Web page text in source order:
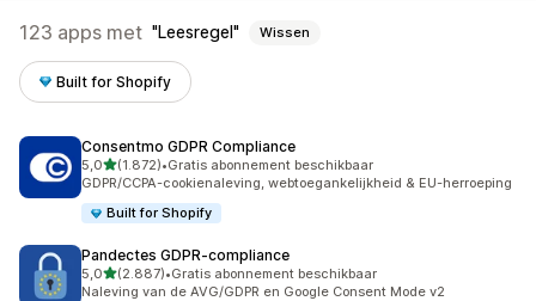
123 apps met Leesregel Wissen
Built for Shopify
Consentmo GDPR Compliance
5,0van 5 sterren
(1.872)
1872 recensies in totaal
•Gratis abonnement beschikbaar
GDPR/CCPA-cookienaleving, webtoegankelijkheid & EU-herroeping
Built for Shopify
Pandectes GDPR‑compliance
5,0van 5 sterren
(2.887)
2887 recensies in totaal
•Gratis abonnement beschikbaar
Naleving van de AVG/GDPR en Google Consent Mode v2